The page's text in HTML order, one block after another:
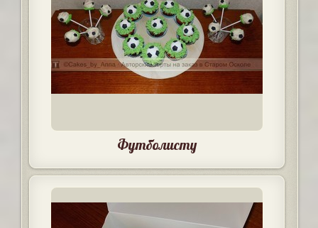
Футболисту